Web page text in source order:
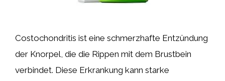
Costochondritis ist eine schmerzhafte Entzündung
der Knorpel, die die Rippen mit dem Brustbein
verbindet. Diese Erkrankung kann starke